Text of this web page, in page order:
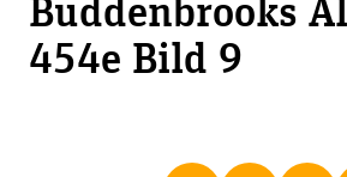
Buddenbrooks
454e Bild 9